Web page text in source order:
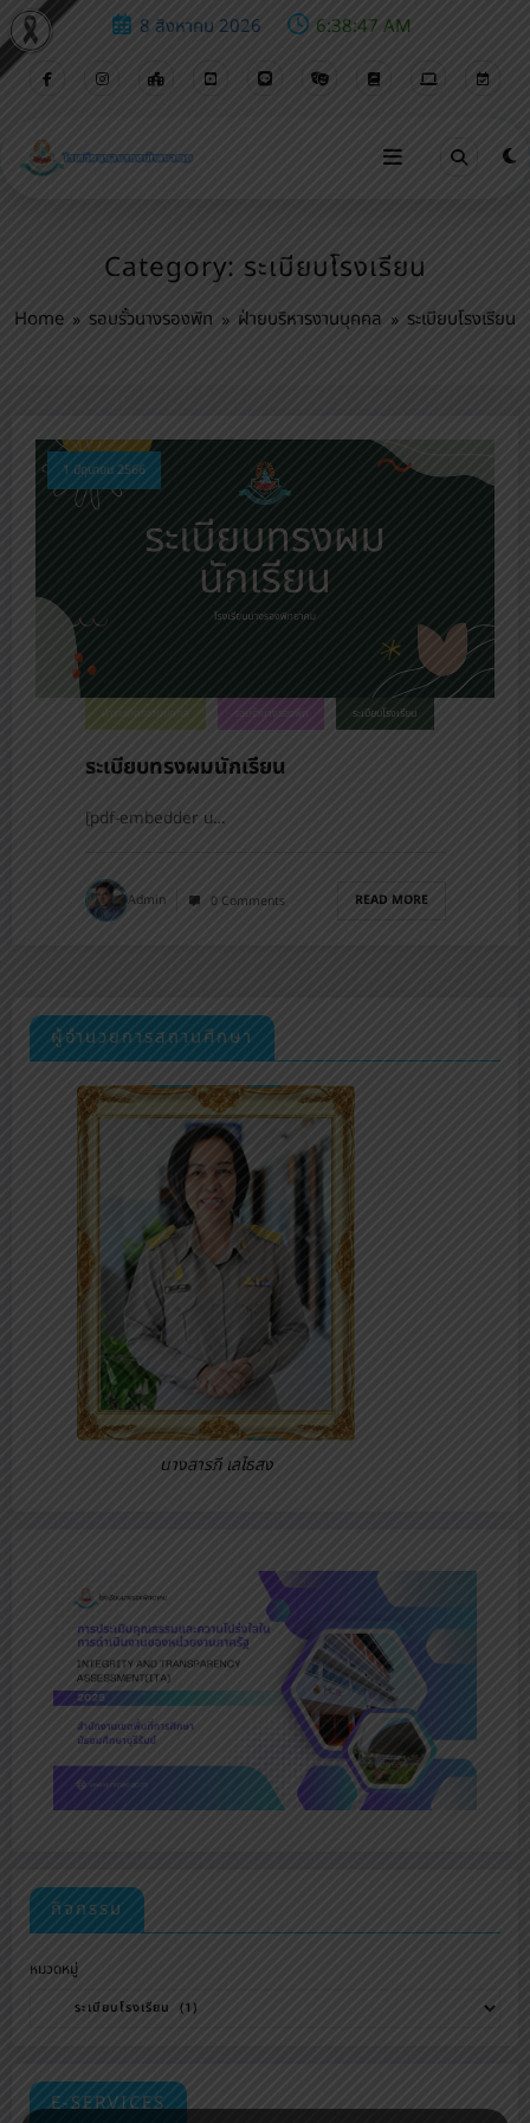
8 สิงหาคม 2026 6:38:48 AM
Category: ระเบียบโรงเรียน
Home รอบรั้วนางรองพิท ฝ่ายบริหารงานบุคคล ระเบียบโรงเรียน
1 มิถุนายน 2566
ฝ่ายบริหารงานบุคคล รอบรั้วนางรองพิท ระเบียบโรงเรียน
ระเบียบทรงผมนักเรียน
[pdf-embedder u…
Admin 0 Comments READ MORE
ผู้อำนวยการสถานศึกษา
นางสารภี เลไธสง
กิจกรรม
หมวดหมู่
E-SERVICES